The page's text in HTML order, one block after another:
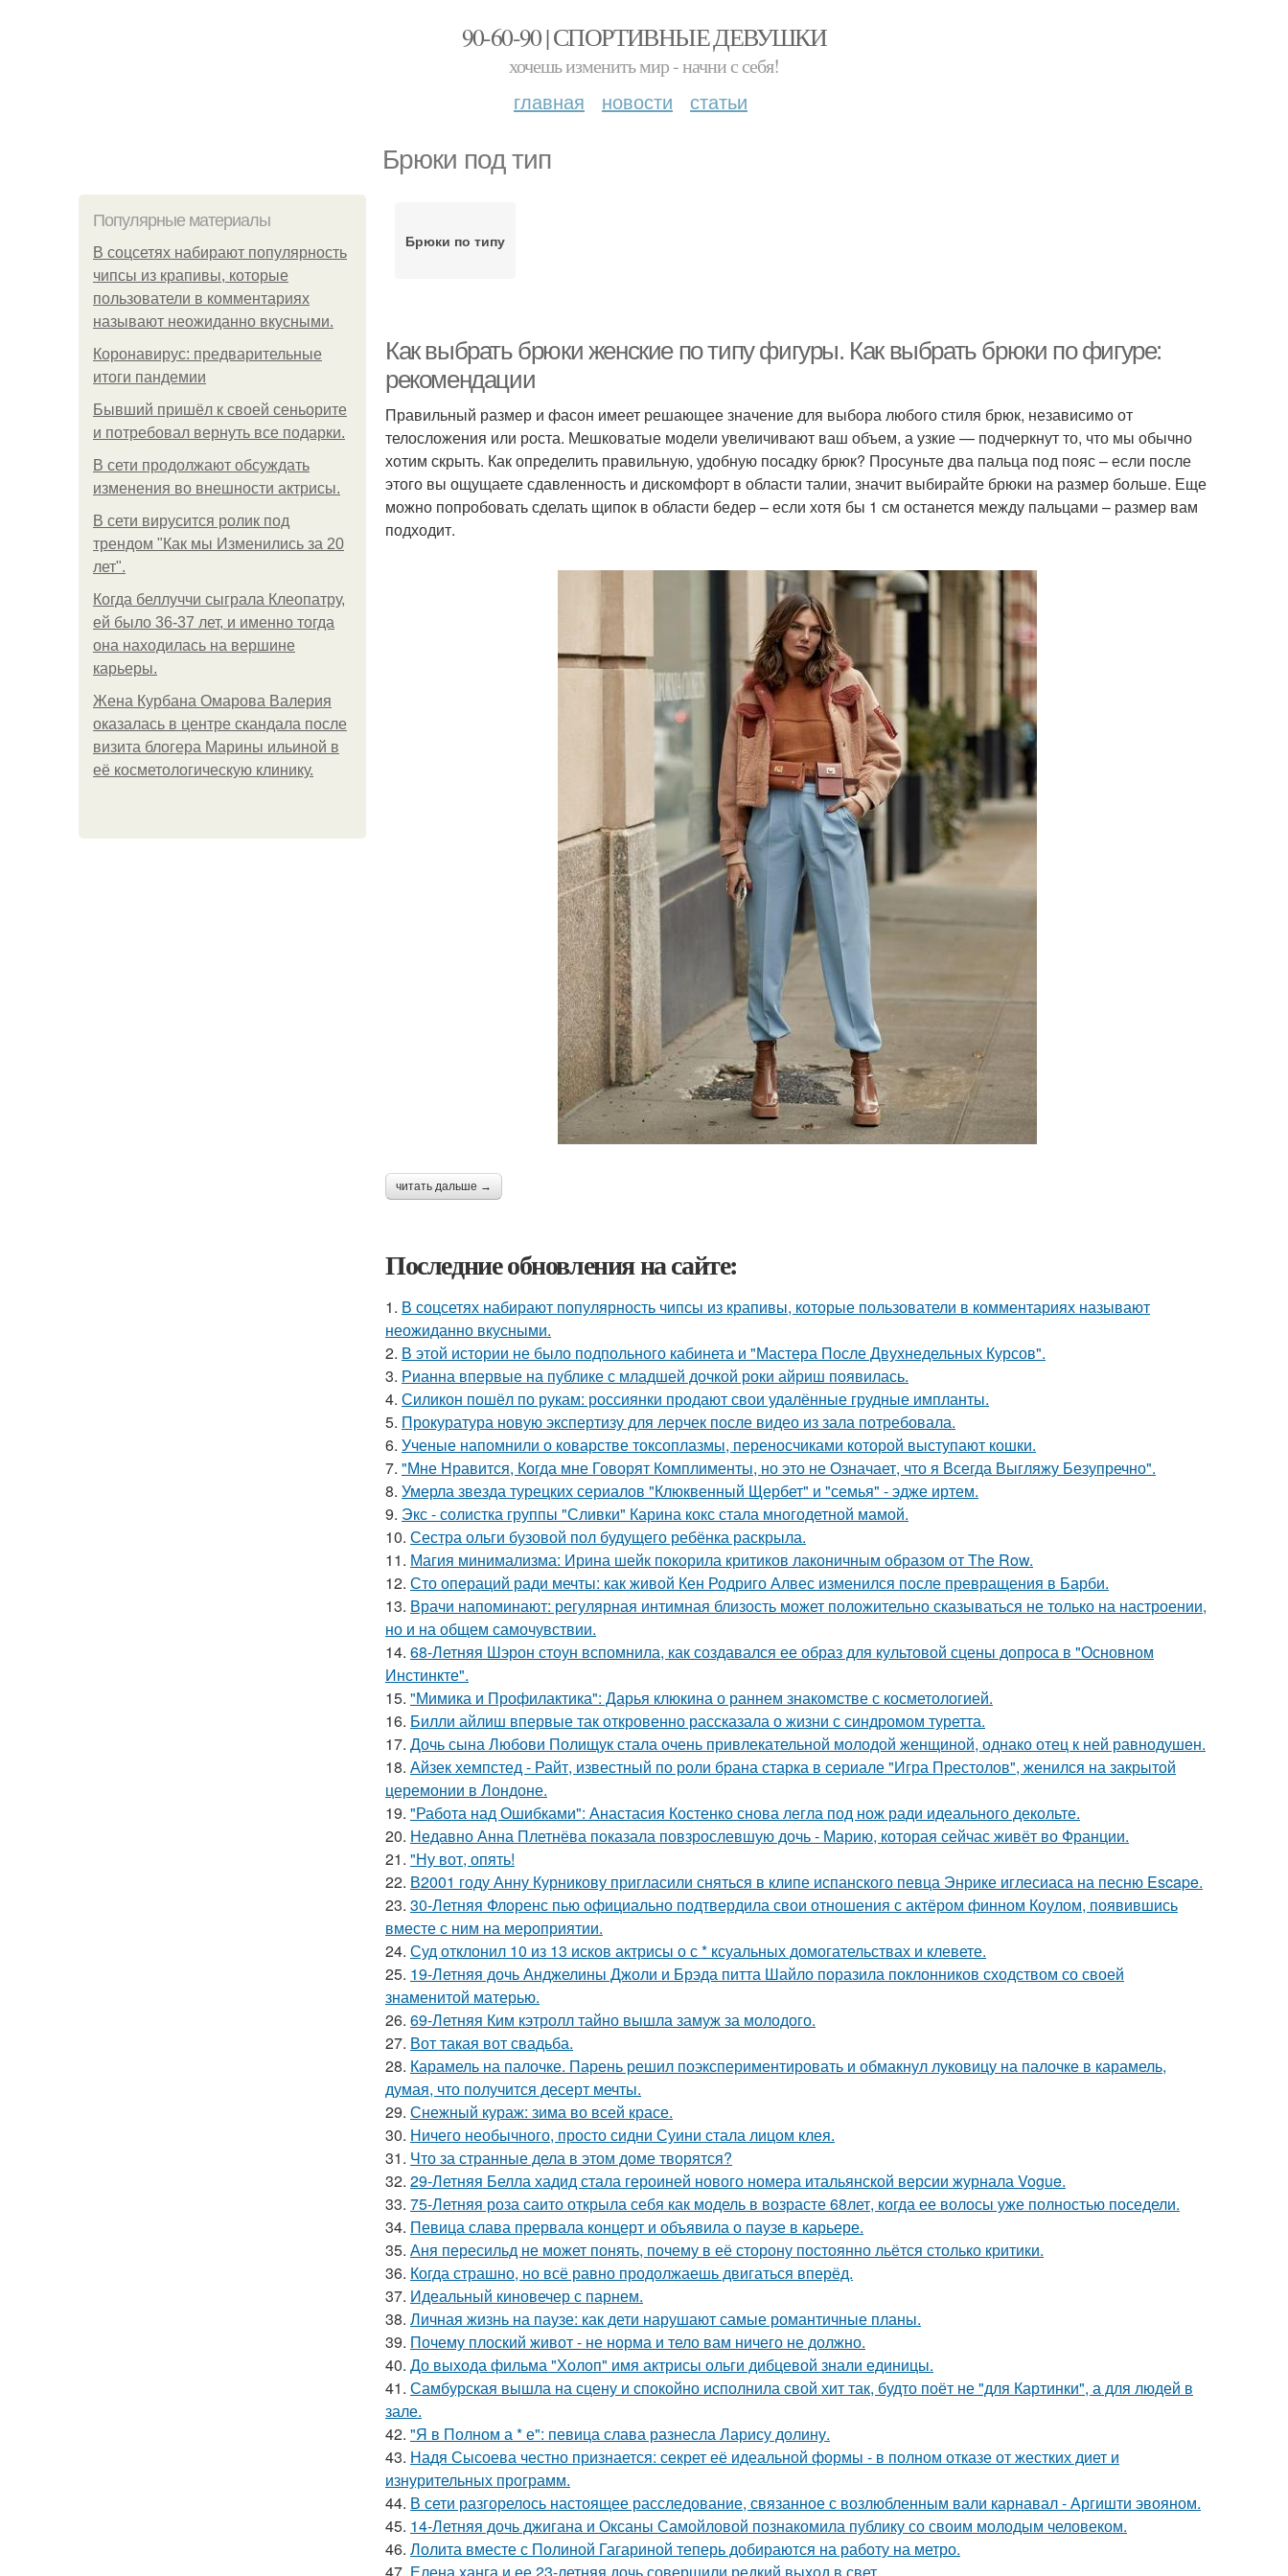
90-60-90 | СПОРТИВНЫЕ ДЕВУШКИ
хочешь изменить мир - начни с себя!
главная новости статьи
Брюки под тип
Популярные материалы
В соцсетях набирают популярность
чипсы из крапивы, которые
пользователи в комментариях
называют неожиданно вкусными.
Коронавирус: предварительные
итоги пандемии
Бывший пришёл к своей сеньорите
и потребовал вернуть все подарки.
В сети продолжают обсуждать
изменения во внешности актрисы.
В сети вирусится ролик под
трендом "Как мы Изменились за 20
лет".
Когда беллуччи сыграла Клеопатру,
ей было 36-37 лет, и именно тогда
она находилась на вершине
карьеры.
Жена Курбана Омарова Валерия
оказалась в центре скандала после
визита блогера Марины ильиной в
её косметологическую клинику.
Брюки по типу
Как выбрать брюки женские по типу фигуры. Как выбрать брюки по фигуре:
рекомендации
Правильный размер и фасон имеет решающее значение для выбора любого стиля брюк, независимо от
телосложения или роста. Мешковатые модели увеличивают ваш объем, а узкие — подчеркнут то, что мы обычно
хотим скрыть. Как определить правильную, удобную посадку брюк? Просуньте два пальца под пояс – если после
этого вы ощущаете сдавленность и дискомфорт в области талии, значит выбирайте брюки на размер больше. Еще
можно попробовать сделать щипок в области бедер – если хотя бы 1 см останется между пальцами – размер вам
подходит.
читать дальше →
Последние обновления на сайте:
1. В соцсетях набирают популярность чипсы из крапивы, которые пользователи в комментариях называют
неожиданно вкусными.
2. В этой истории не было подпольного кабинета и "Мастера После Двухнедельных Курсов".
3. Рианна впервые на публике с младшей дочкой роки айриш появилась.
4. Силикон пошёл по рукам: россиянки продают свои удалённые грудные импланты.
5. Прокуратура новую экспертизу для лерчек после видео из зала потребовала.
6. Ученые напомнили о коварстве токсоплазмы, переносчиками которой выступают кошки.
7. "Мне Нравится, Когда мне Говорят Комплименты, но это не Означает, что я Всегда Выгляжу Безупречно".
8. Умерла звезда турецких сериалов "Клюквенный Щербет" и "семья" - эдже иртем.
9. Экс - солистка группы "Сливки" Карина кокс стала многодетной мамой.
10. Сестра ольги бузовой пол будущего ребёнка раскрыла.
11. Магия минимализма: Ирина шейк покорила критиков лаконичным образом от The Row.
12. Сто операций ради мечты: как живой Кен Родриго Алвес изменился после превращения в Барби.
13. Врачи напоминают: регулярная интимная близость может положительно сказываться не только на настроении,
но и на общем самочувствии.
14. 68-Летняя Шэрон стоун вспомнила, как создавался ее образ для культовой сцены допроса в "Основном
Инстинкте".
15. "Мимика и Профилактика": Дарья клюкина о раннем знакомстве с косметологией.
16. Билли айлиш впервые так откровенно рассказала о жизни с синдромом туретта.
17. Дочь сына Любови Полищук стала очень привлекательной молодой женщиной, однако отец к ней равнодушен.
18. Айзек хемпстед - Райт, известный по роли брана старка в сериале "Игра Престолов", женился на закрытой
церемонии в Лондоне.
19. "Работа над Ошибками": Анастасия Костенко снова легла под нож ради идеального декольте.
20. Недавно Анна Плетнёва показала повзрослевшую дочь - Марию, которая сейчас живёт во Франции.
21. "Ну вот, опять!
22. В2001 году Анну Курникову пригласили сняться в клипе испанского певца Энрике иглесиаса на песню Escape.
23. 30-Летняя Флоренс пью официально подтвердила свои отношения с актёром финном Коулом, появившись
вместе с ним на мероприятии.
24. Суд отклонил 10 из 13 исков актрисы о с * ксуальных домогательствах и клевете.
25. 19-Летняя дочь Анджелины Джоли и Брэда питта Шайло поразила поклонников сходством со своей
знаменитой матерью.
26. 69-Летняя Ким кэтролл тайно вышла замуж за молодого.
27. Вот такая вот свадьба.
28. Карамель на палочке. Парень решил поэкспериментировать и обмакнул луковицу на палочке в карамель,
думая, что получится десерт мечты.
29. Снежный кураж: зима во всей красе.
30. Ничего необычного, просто сидни Суини стала лицом клея.
31. Что за странные дела в этом доме творятся?
32. 29-Летняя Белла хадид стала героиней нового номера итальянской версии журнала Vogue.
33. 75-Летняя роза саито открыла себя как модель в возрасте 68лет, когда ее волосы уже полностью поседели.
34. Певица слава прервала концерт и объявила о паузе в карьере.
35. Аня пересильд не может понять, почему в её сторону постоянно льётся столько критики.
36. Когда страшно, но всё равно продолжаешь двигаться вперёд.
37. Идеальный киновечер с парнем.
38. Личная жизнь на паузе: как дети нарушают самые романтичные планы.
39. Почему плоский живот - не норма и тело вам ничего не должно.
40. До выхода фильма "Холоп" имя актрисы ольги дибцевой знали единицы.
41. Самбурская вышла на сцену и спокойно исполнила свой хит так, будто поёт не "для Картинки", а для людей в
зале.
42. "Я в Полном а * е": певица слава разнесла Ларису долину.
43. Надя Сысоева честно признается: секрет её идеальной формы - в полном отказе от жестких диет и
изнурительных программ.
44. В сети разгорелось настоящее расследование, связанное с возлюбленным вали карнавал - Аргишти эвояном.
45. 14-Летняя дочь джигана и Оксаны Самойловой познакомила публику со своим молодым человеком.
46. Лолита вместе с Полиной Гагариной теперь добираются на работу на метро.